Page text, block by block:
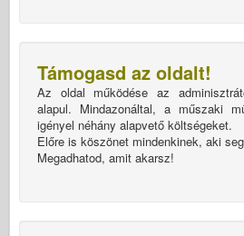
Támogasd az oldalt!
Az oldal működése az
alapul. Mindazonáltal, a műszaki
igényel néhány alapvető költségeket.
Előre is köszönet mindenkinek, aki
Megadhatod, amit akarsz!